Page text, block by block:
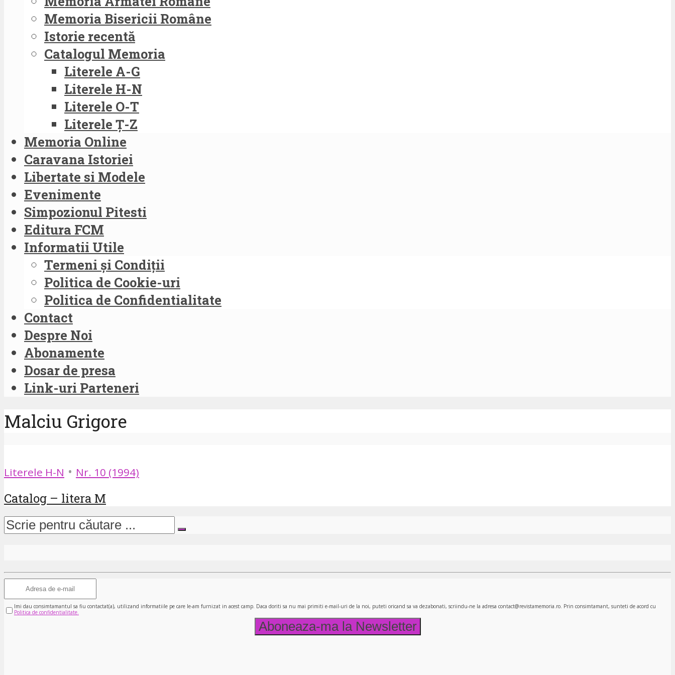
Memoria Bisericii Române
Istorie recentă
Catalogul Memoria
Literele A-G
Literele H-N
Literele O-T
Literele Ț-Z
Memoria Online
Caravana Istoriei
Libertate si Modele
Evenimente
Simpozionul Pitesti
Editura FCM
Informatii Utile
Termeni și Condiții
Politica de Cookie-uri
Politica de Confidentialitate
Contact
Despre Noi
Abonamente
Dosar de presa
Link-uri Parteneri
Malciu Grigore
Literele H-N • Nr. 10 (1994)
Catalog – litera M
Imi dau consimtamantul sa fiu contactat(a), utilizand informatiile pe care le-am furnizat in acest camp. Daca doriti sa nu mai primiti e-mail-uri de la noi, puteti oricand sa va dezabonati, scriindu-ne la adresa contact@revistamemoria.ro. Prin consimtamant, sunteti de acord cu
Politica de confidentialitate.